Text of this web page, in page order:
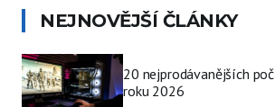
NEJNOVĚJŠÍ ČLÁNKY
20 nejprodávanějších
roku 2026